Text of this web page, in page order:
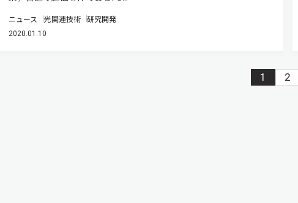
ニュース 光関連技術 研究開発
2020.01.10
1 2